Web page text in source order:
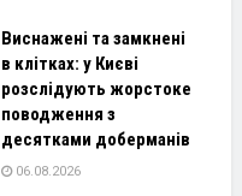
Виснажені та замкнені
в клітках: у Києві
розслідують жорстоке
поводження з
десятками доберманів
06.08.2026